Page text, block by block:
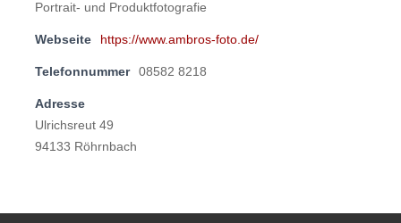
Portrait- und Produktfotografie
Webseite https://www.ambros-foto.de/
Telefonnummer 08582 8218
Adresse
Ulrichsreut 49
94133 Röhrnbach